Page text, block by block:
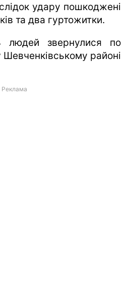
удару пошкоджені
та два гуртожитки.
звернулися по
районі
Реклама